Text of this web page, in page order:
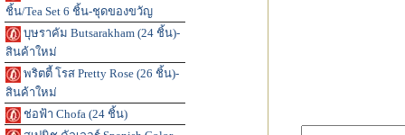
ชิ้น/Tea Set 6 ชิ้น-ชุดของขวัญ
บุษราคัม Butsarakham (24 ชิ้น)-
สินค้าใหม่
พริตตี้ โรส Pretty Rose (26 ชิ้น)-
สินค้าใหม่
ช่อฟ้า Chofa (24 ชิ้น)